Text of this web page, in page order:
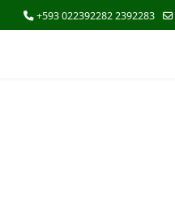
+593 022392282 2392283